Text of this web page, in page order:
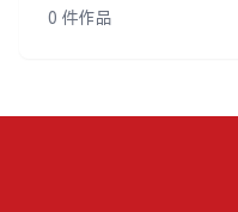
0 件作品